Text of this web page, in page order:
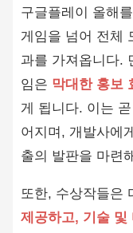
구글플레이 올해
게임을 넘어 전체
과를 가져옵니다.
임은 막대한 홍보
게 됩니다. 이는
어지며, 개발사에
출의 발판을 마련
또한, 수상작들은
제공하고, 기술 및